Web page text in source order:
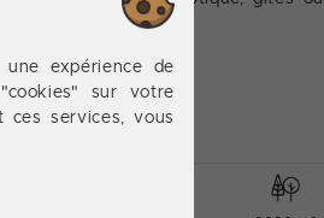
expérience de
sur votre
ces services, vous